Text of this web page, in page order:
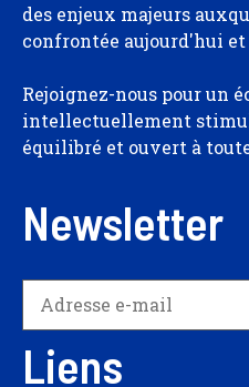
des enjeux majeurs
confrontée aujourd'hui
Rejoignez-nous pour un
intellectuellement
équilibré et ouvert à
Newsletter
Liens